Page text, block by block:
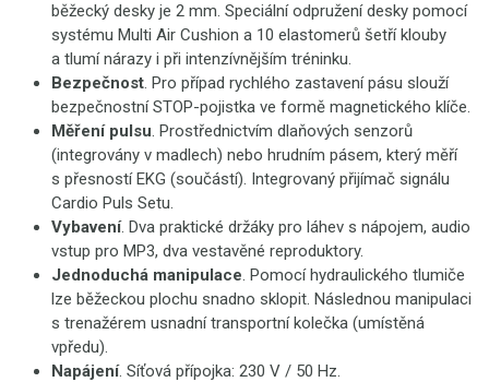
běžecký desky je 2 mm. Speciální odpružení desky pomocí
systému Multi Air Cushion a 10 elastomerů šetří klouby
a tlumí nárazy i při intenzívnějším tréninku.
Bezpečnost. Pro případ rychlého zastavení pásu slouží
bezpečnostní STOP-pojistka ve formě magnetického klíče.
Měření pulsu. Prostřednictvím dlaňových senzorů
(integrovány v madlech) nebo hrudním pásem, který měří
s přesností EKG (součástí). Integrovaný přijímač signálu
Cardio Puls Setu.
Vybavení. Dva praktické držáky pro láhev s nápojem, audio
vstup pro MP3, dva vestavěné reproduktory.
Jednoduchá manipulace. Pomocí hydraulického tlumiče
lze běžeckou plochu snadno sklopit. Následnou manipulaci
s trenažérem usnadní transportní kolečka (umístěná
vpředu).
Napájení. Síťová přípojka: 230 V / 50 Hz.